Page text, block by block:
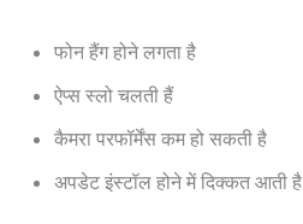
फोन हैंग होने लगता है
ऐप्स स्लो चलती हैं
कैमरा परफॉर्मेंस कम हो सकती है
अपडेट इंस्टॉल होने में दिक्कत आती है